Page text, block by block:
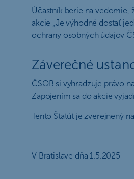
Účastník berie na vedomie,
akcie „Je výhodné dostať
ochrany osobných údajov
Záverečné
ČSOB si vyhradzuje právo
Zapojením sa do akcie
Tento Štatút je zverejnený
V Bratislave dňa 1.5.2025